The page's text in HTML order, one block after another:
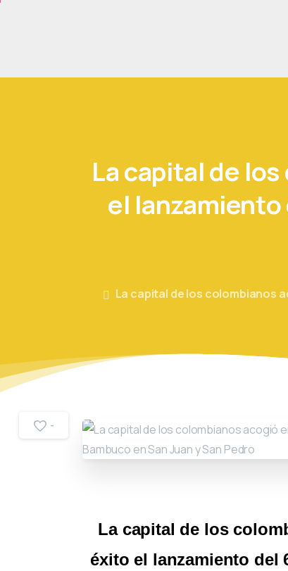
Lacapitalde los
el lanzamiento
La capital de los colombianos
La capital de los
éxito el lanzamiento del
-